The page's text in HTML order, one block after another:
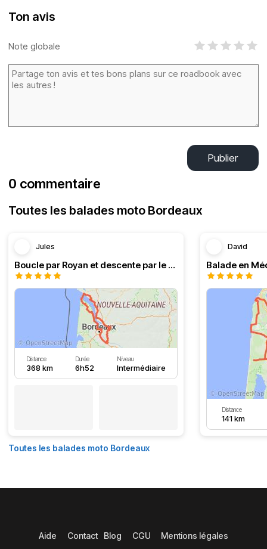
Ton avis
Note globale
Publier
0 commentaire
Toutes les balades moto Bordeaux
Jules
Boucle par Royan et descente par le Médoc
Distance
368 km
Durée
6h52
Niveau
Intermédiaire
David
Distance
141 km
Toutes les balades moto Bordeaux
Aide Contact Blog CGU Mentions légales